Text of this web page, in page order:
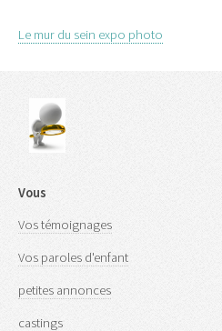
Le mur du sein expo photo
Vous
Vos témoignages
Vos paroles d'enfant
petites annonces
castings